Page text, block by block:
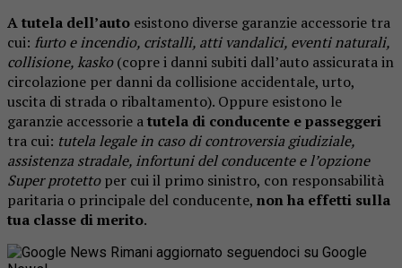
A tutela dell’auto esistono diverse garanzie accessorie tra
cui: furto e incendio, cristalli, atti vandalici, eventi naturali,
collisione, kasko(copre i danni subiti dall’auto assicurata in
circolazione per danni da collisione accidentale, urto,
uscita di strada o ribaltamento). Oppure esistono le
garanzie accessorie atutela di conducente e passeggeri
tra cui: tutela legale in caso di controversia giudiziale,
assistenza stradale, infortuni del conducente e l’opzione
Super protettoper cui il primo sinistro, con responsabilità
paritaria o principale del conducente, non ha effetti sulla
tua classe di merito.
Rimani aggiornato seguendoci su Google